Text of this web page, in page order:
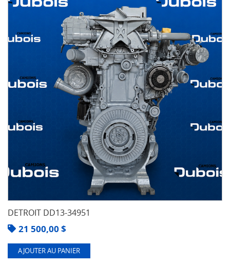
DETROIT DD13-34951
21 500,00 $
AJOUTER AU PANIER